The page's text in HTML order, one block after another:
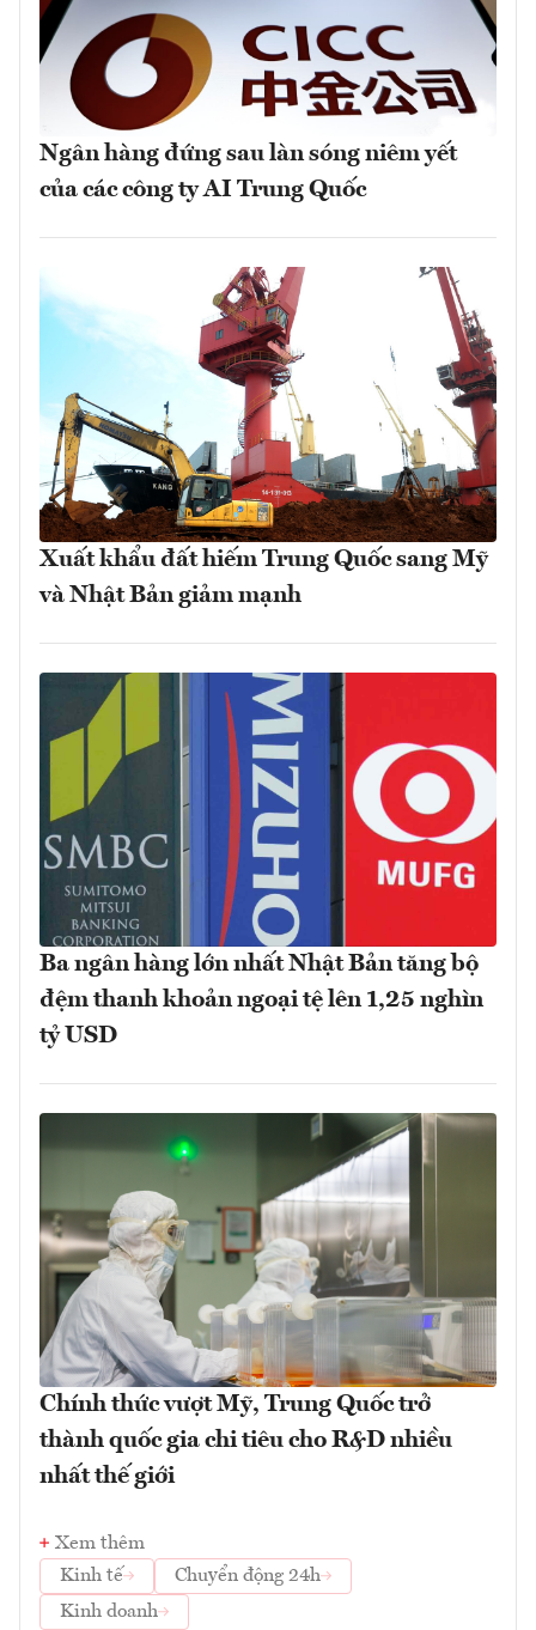
Ngân hàng đứng sau làn sóng niêm yết
của các công ty AI Trung Quốc
Xuất khẩu đất hiếm Trung Quốc sang Mỹ
và Nhật Bản giảm mạnh
Ba ngân hàng lớn nhất Nhật Bản tăng bộ
đệm thanh khoản ngoại tệ lên 1,25 nghìn
tỷ USD
Chính thức vượt Mỹ, Trung Quốc trở
thành quốc gia chi tiêu cho R&D nhiều
nhất thế giới
Xem thêm
Kinh tế
Chuyển động 24h
Kinh doanh